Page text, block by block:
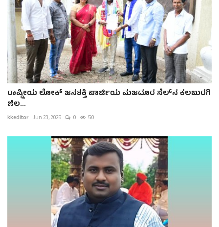
ರಾಷ್ಟ್ರೀಯ ಲೋಕ್ ಜನಶಕ್ತಿ ಪಾರ್ಟಿಯ ಮಜದೂರ ಸೆಲ್‌ನ ಕಲಬುರಗಿ
ಜಿಲ...
kkeditor Jun 23, 2025 0 50